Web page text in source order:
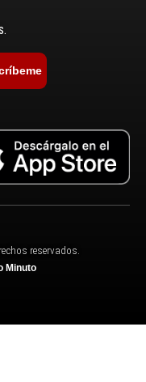
reservados.
Minuto